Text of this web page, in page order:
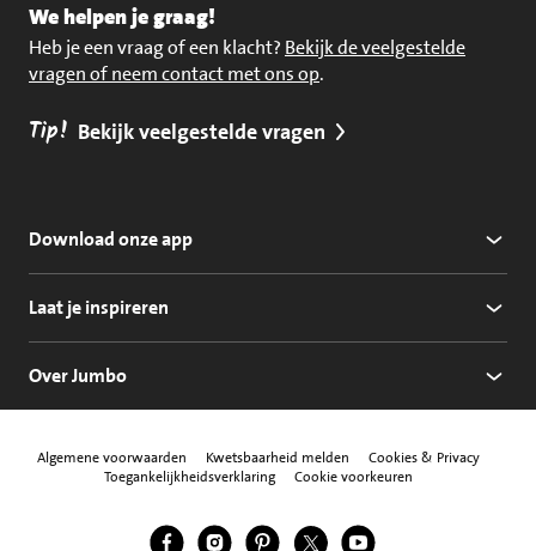
We helpen je graag!
Heb je een vraag of een klacht? Bekijk de veelgestelde
vragen of neem contact met ons op.
Tip! Bekijk veelgestelde vragen
Download onze app
Laat je inspireren
Over Jumbo
Algemene voorwaarden Kwetsbaarheid melden
Cookies & Privacy
Toegankelijkheidsverklaring
Cookie voorkeuren
Volg ons
Jumbo Facebook
Jumbo Instagram
Jumbo Pinterest
Jumbo Twitter
Jumbo YouTube